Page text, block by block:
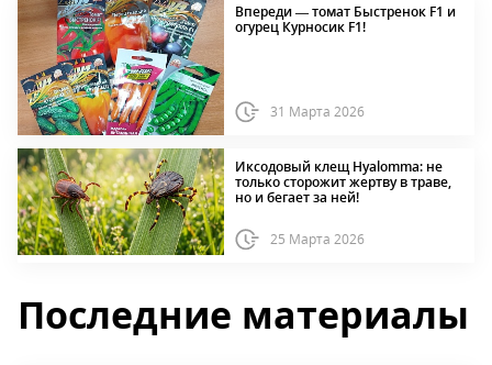
Впереди — томат Быстренок F1 и
огурец Курносик F1!
31 Марта 2026
Иксодовый клещ Hyalomma: не
только сторожит жертву в траве,
но и бегает за ней!
25 Марта 2026
Последние материалы